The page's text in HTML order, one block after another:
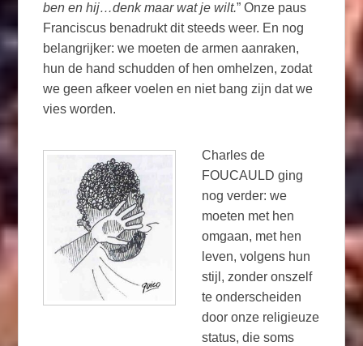
ben en hij…denk maar wat je wilt.” Onze paus
Franciscus benadrukt dit steeds weer. En nog
belangrijker: we moeten de armen aanraken,
hun de hand schudden of hen omhelzen, zodat
we geen afkeer voelen en niet bang zijn dat we
vies worden.
Charles de
FOUCAULD ging
nog verder: we
moeten met hen
omgaan, met hen
leven, volgens hun
stijl, zonder onszelf
te onderscheiden
door onze religieuze
status, die soms